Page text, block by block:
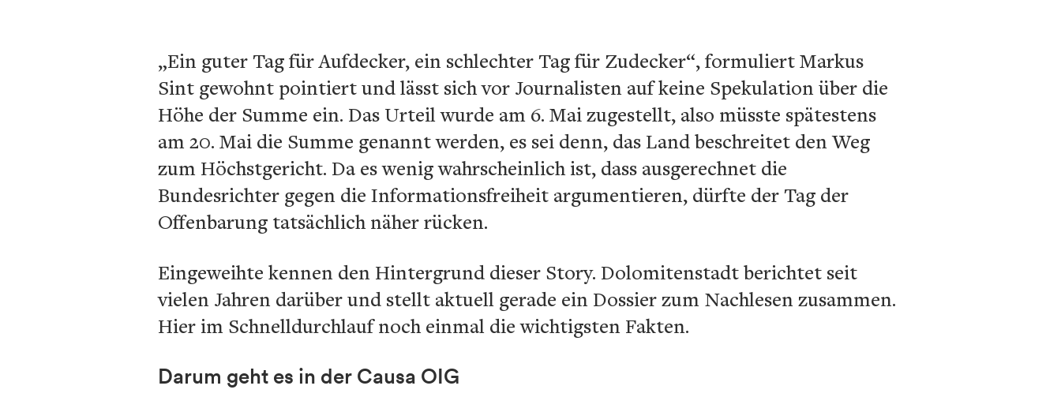
„Ein guter Tag für Aufdecker, ein schlechter Tag für Zudecker“, formuliert Markus
Sint gewohnt pointiert und lässt sich vor Journalisten auf keine Spekulation über die
Höhe der Summe ein. Das Urteil wurde am 6. Mai zugestellt, also müsste spätestens
am 20. Mai die Summe genannt werden, es sei denn, das Land beschreitet den Weg
zum Höchstgericht. Da es wenig wahrscheinlich ist, dass ausgerechnet die
Bundesrichter gegen die Informationsfreiheit argumentieren, dürfte der Tag der
Offenbarung tatsächlich näher rücken.
Eingeweihte kennen den Hintergrund dieser Story. Dolomitenstadt berichtet seit
vielen Jahren darüber und stellt aktuell gerade ein Dossier zum Nachlesen zusammen.
Hier im Schnelldurchlauf noch einmal die wichtigsten Fakten.
Darum geht es in der Causa OIG